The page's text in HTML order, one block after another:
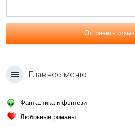
Отправить отзыв
Главное меню
Фантастика и фэнтези
Любовные романы